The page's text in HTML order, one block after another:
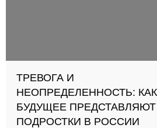
ТРЕВОГА И
НЕОПРЕДЕЛЕННОСТЬ:
БУДУЩЕЕ ПРЕДСТАВЛЯЮТ
ПОДРОСТКИ В РОССИИ